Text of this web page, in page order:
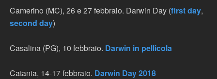
Camerino (MC), 26 e 27 febbraio. Darwin Day (first day,
second day)
Casalina (PG), 10 febbraio. Darwin in pellicola
Catania, 14-17 febbraio. Darwin Day 2018